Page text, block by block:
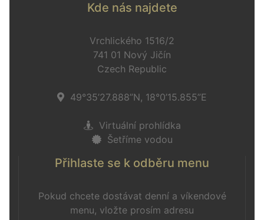
Kde nás najdete
Vrchlického 1516/2
741 01 Nový Jičín
Czech Republic
49°35’27.888”N, 18°0’15.855”E
Virtuální prohlídka
Šetříme vodou
Přihlaste se k odběru menu
Pokud chcete dostávat denní a víkendové
menu, vložte prosím adresu